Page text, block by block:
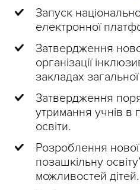
Запуск
електронної
Затвердження
організації
закладах
Затвердження
утримання учнів в
освіти.
Розроблення
позашкільну
можливостей дітей.